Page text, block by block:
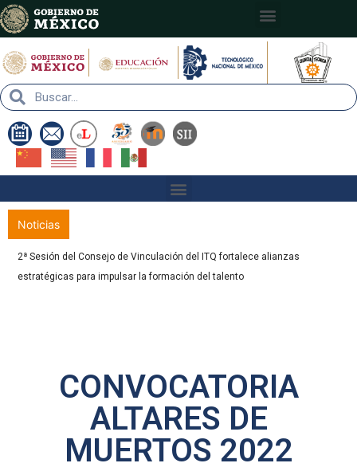
Nota:
este
sitio
web
incluye
un
sistema
de
accesibilidad.
Noticias
2ª Sesión del Consejo de Vinculación del ITQ fortalece alianzas
estratégicas para impulsar la formación del talento
CONVOCATORIA
ALTARES DE
MUERTOS 2022